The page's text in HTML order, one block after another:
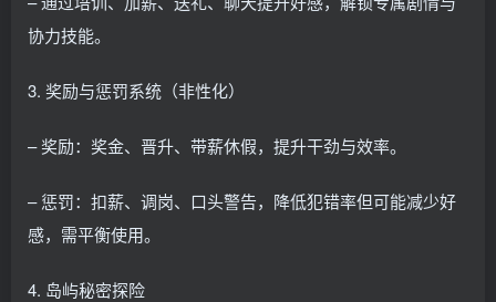
协力技能。
3. 奖励与惩罚系统（非性化）
– 奖励：奖金、晋升、带薪休假，提升干劲与效率。
– 惩罚：扣薪、调岗、口头警告，降低犯错率但可能减少好
感，需平衡使用。
4. 岛屿秘密探险